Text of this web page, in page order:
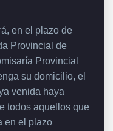
en el plazo de
Provincial de
Provincial
su domicilio, el
venida haya
todos aquellos que
en el plazo